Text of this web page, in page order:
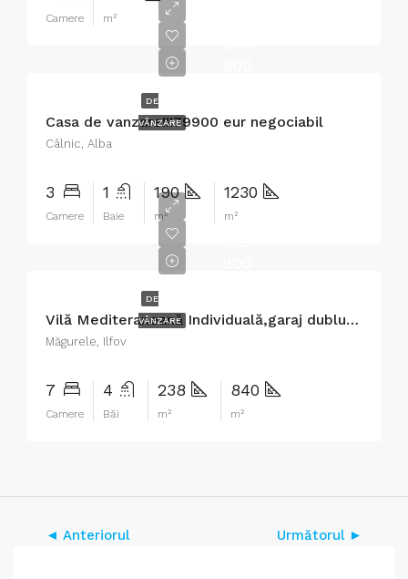
Camere m²
DE
VÂNZARE
Casa de vanzare!!!79900 eur negociabil
Câlnic, Alba
3
Camere
1
Baie
190
m²
1230
m²
DE
VÂNZARE Vilă Mediteraneană Individuală,garaj dublu,casă oaspeți!
Măgurele, Ilfov
7
Camere
4
Băi
238
m²
840
m²
◄ Anteriorul Următorul ►